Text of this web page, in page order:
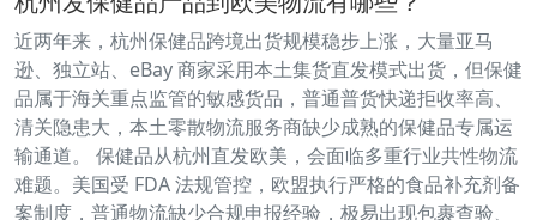
近两年来，杭州保健品跨境出货规模稳步上涨，大量亚马
逊、独立站、eBay 商家采用本土集货直发模式出货，但保健
品属于海关重点监管的敏感货品，普通普货快递拒收率高、
清关隐患大，本土零散物流服务商缺少成熟的保健品专属运
输通道。 保健品从杭州直发欧美，会面临多重行业共性物流
难题。美国受 FDA 法规管控，欧盟执行严格的食品补充剂备
案制度，普通物流缺少合规申报经验，极易出现包裹查验、